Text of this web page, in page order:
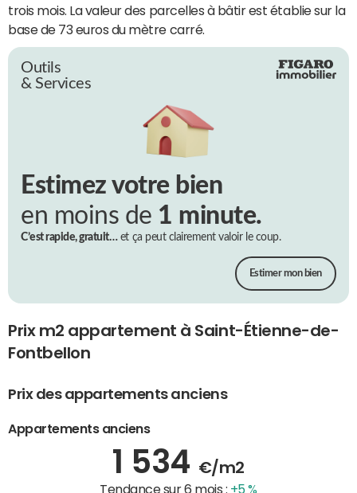
trois mois. La valeur des parcelles à bâtir est établie sur la
base de 73 euros du mètre carré.
Outils
& Services
Estimez votre bien
en moins de 1 minute.
C’est rapide, gratuit…et ça peut clairement valoir le coup.
Estimer mon bien
Prix m2 appartement à Saint-Étienne-de-
Fontbellon
Prix des appartements anciens
Appartements anciens
1 534 €/m2
Tendance sur 6 mois : +5 %